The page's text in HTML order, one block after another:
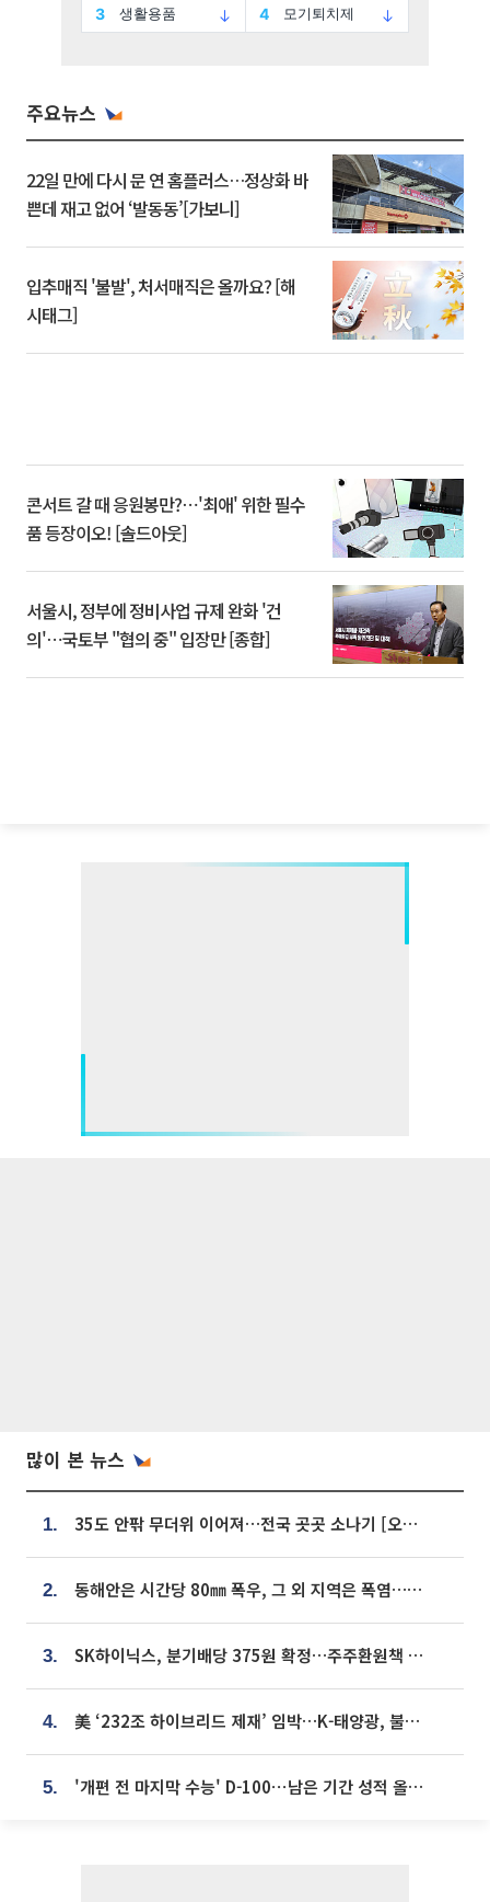
주요뉴스
22일 만에 다시 문 연 홈플러스…정상화 바
쁜데 재고 없어 ‘발동동’[가보니]
입추매직 '불발', 처서매직은 올까요? [해
시태그]
콘서트 갈 때 응원봉만?⋯'최애' 위한 필수
품 등장이오! [솔드아웃]
서울시, 정부에 정비사업 규제 완화 '건
의'⋯국토부 "협의 중" 입장만 [종합]
많이 본 뉴스
1. 35도 안팎 무더위 이어져…전국 곳곳 소나기 [오늘 날씨]
2. 동해안은 시간당 80㎜ 폭우, 그 외 지역은 폭염…‘극과 극 날씨’
3. SK하이닉스, 분기배당 375원 확정…주주환원책 9월로 앞당겨 발표
4. 美 ‘232조 하이브리드 제재’ 임박…K-태양광, 불확실성 털고 날개 다나
5. '개편 전 마지막 수능' D-100⋯남은 기간 성적 올릴 전략은